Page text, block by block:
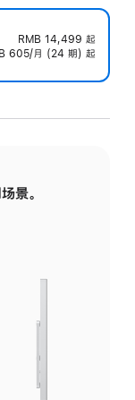
RMB 14,499 起
605/月 (24 期) 起
景。